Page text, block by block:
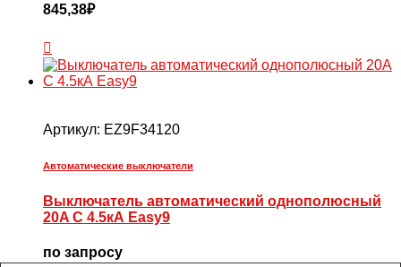
845,38₽
Артикул: EZ9F34120
Автоматические выключатели
Выключатель автоматический однополюсный
20A С 4.5кА Easy9
по запросу